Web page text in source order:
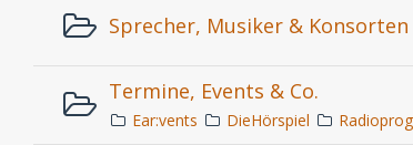
Sprecher, Musiker & Konsorten
Termine, Events & Co.
Ear:vents DieHörspiel